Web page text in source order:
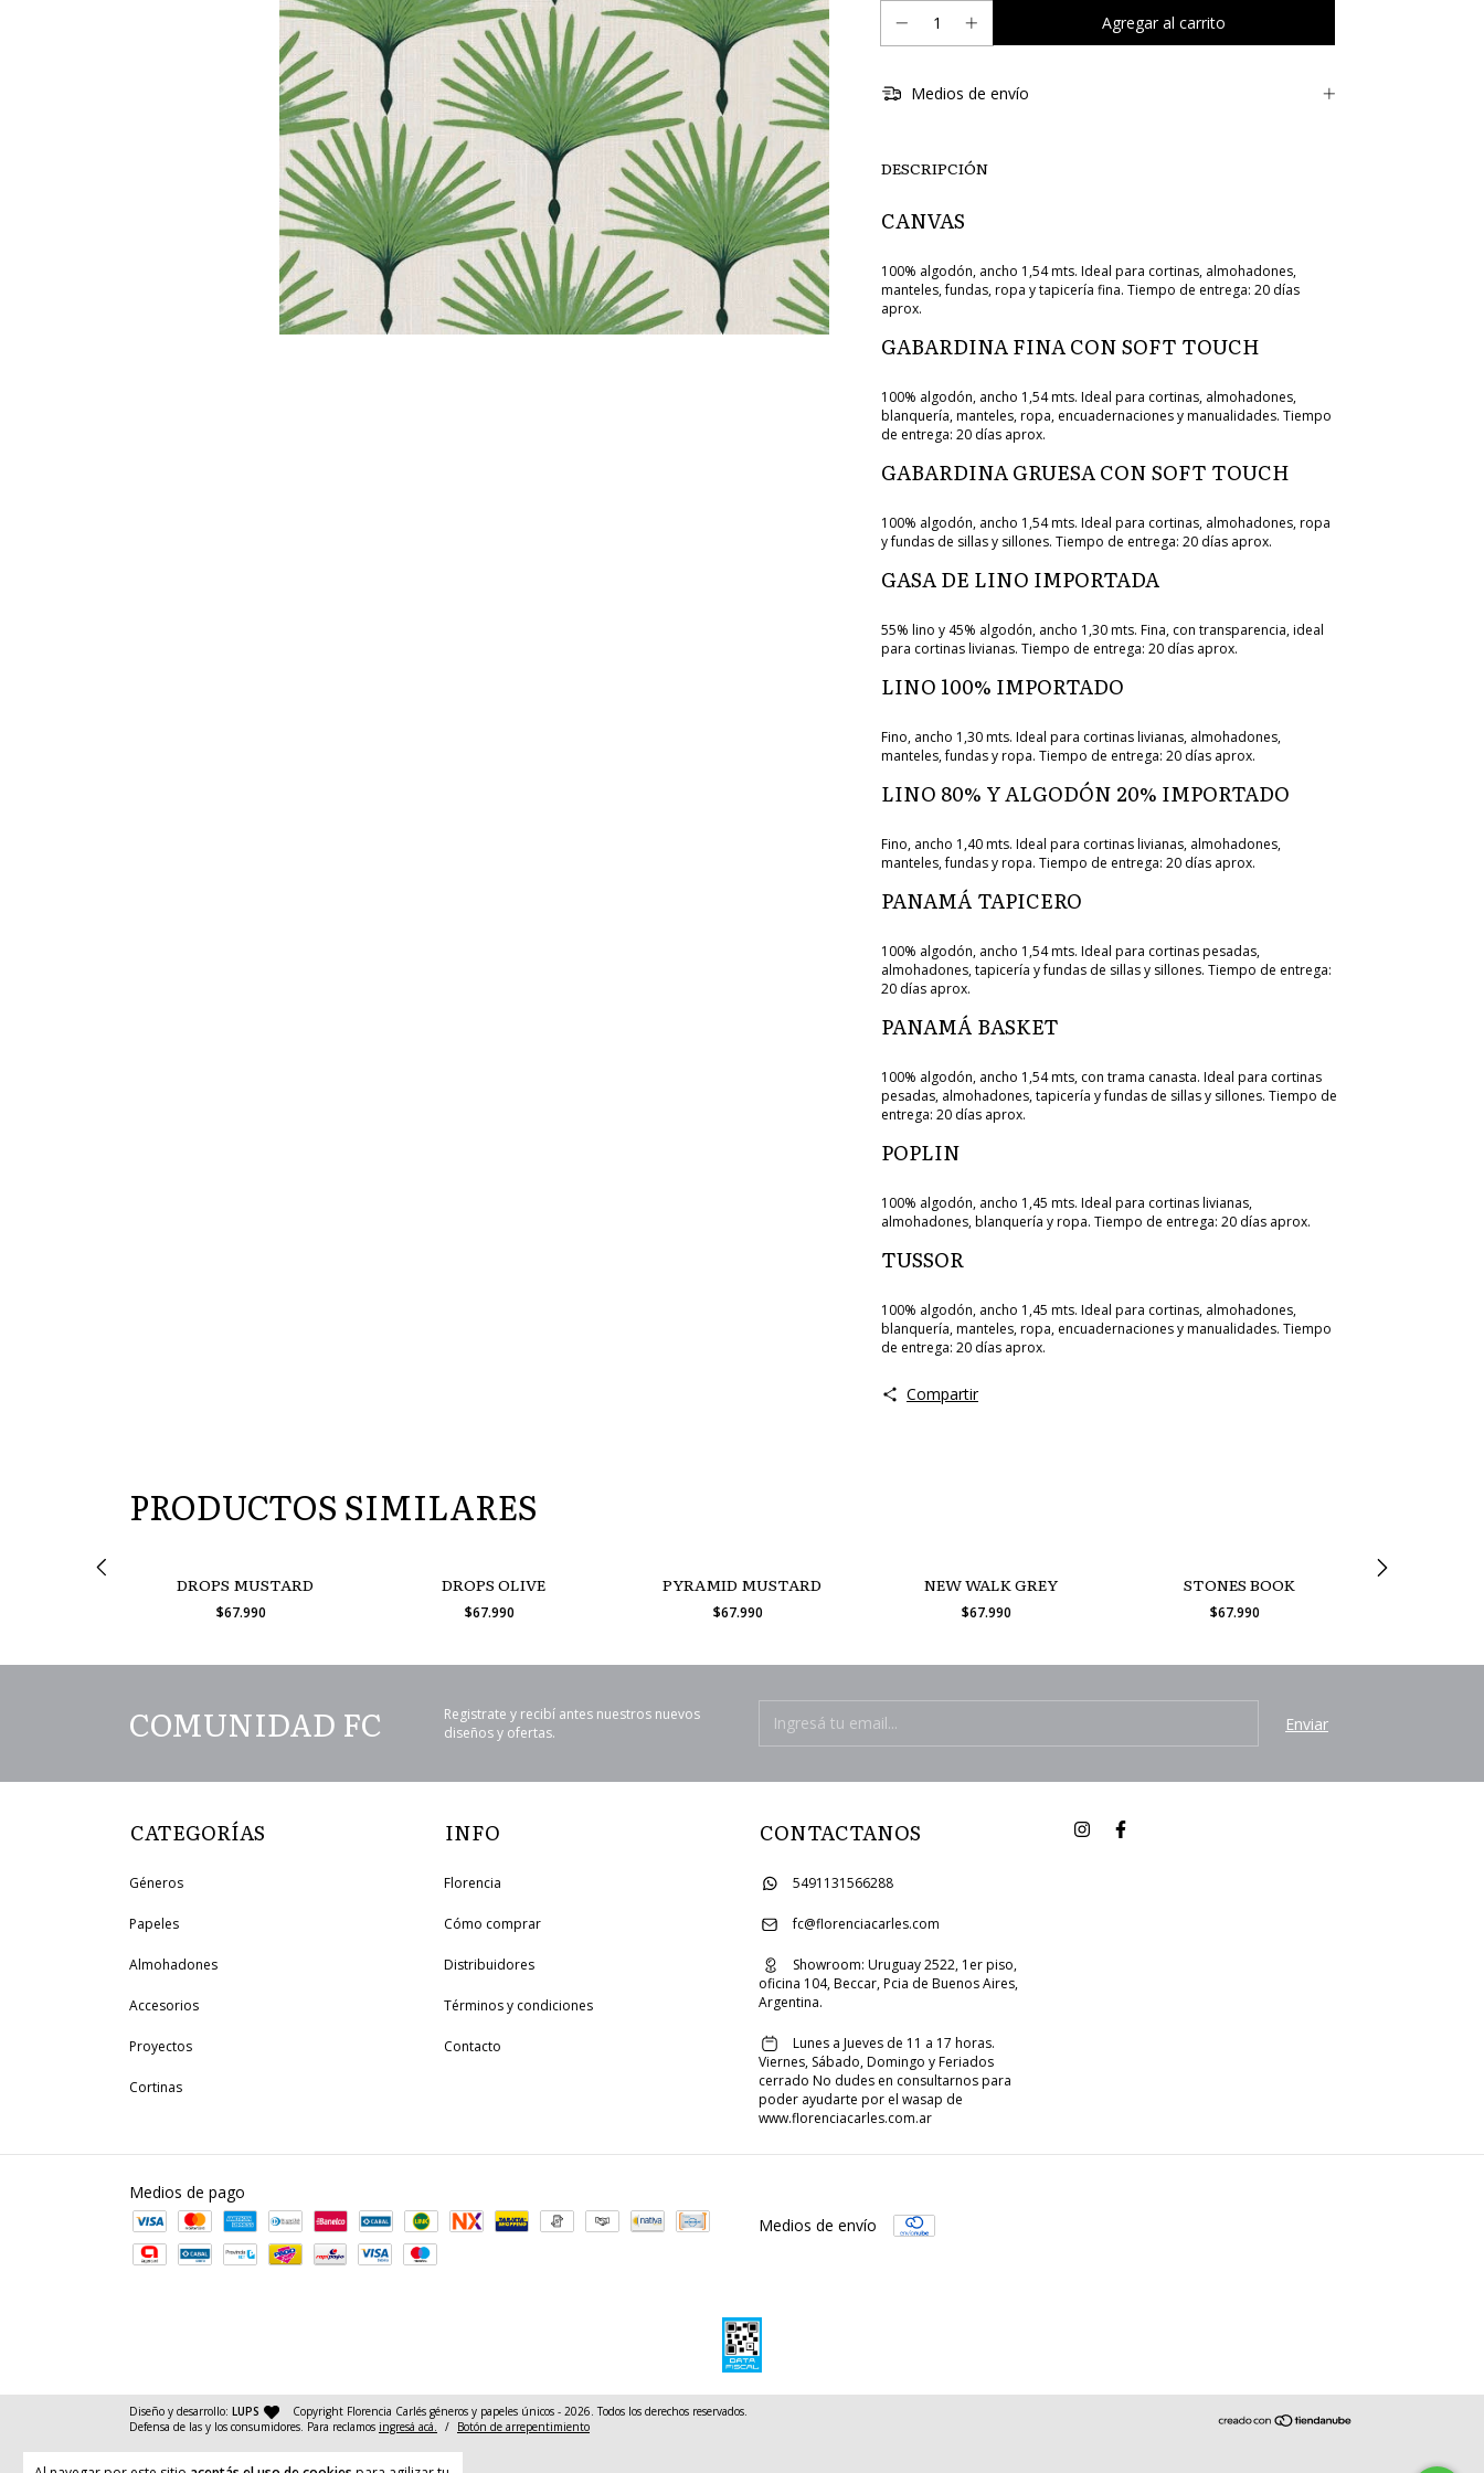
Medios de envío
DESCRIPCIÓN
CANVAS
100% algodón, ancho 1,54 mts. Ideal para cortinas, almohadones,
manteles, fundas, ropa y tapicería fina. Tiempo de entrega: 20 días
aprox.
GABARDINA FINA CON SOFT TOUCH
100% algodón, ancho 1,54 mts. Ideal para cortinas, almohadones,
blanquería, manteles, ropa, encuadernaciones y manualidades. Tiempo
de entrega: 20 días aprox.
GABARDINA GRUESA CON SOFT TOUCH
100% algodón, ancho 1,54 mts. Ideal para cortinas, almohadones, ropa
y fundas de sillas y sillones. Tiempo de entrega: 20 días aprox.
GASA DE LINO IMPORTADA
55% lino y 45% algodón, ancho 1,30 mts. Fina, con transparencia, ideal
para cortinas livianas. Tiempo de entrega: 20 días aprox.
LINO 100% IMPORTADO
Fino, ancho 1,30 mts. Ideal para cortinas livianas, almohadones,
manteles, fundas y ropa. Tiempo de entrega: 20 días aprox.
LINO 80% Y ALGODÓN 20% IMPORTADO
Fino, ancho 1,40 mts. Ideal para cortinas livianas, almohadones,
manteles, fundas y ropa. Tiempo de entrega: 20 días aprox.
PANAMÁ TAPICERO
100% algodón, ancho 1,54 mts. Ideal para cortinas pesadas,
almohadones, tapicería y fundas de sillas y sillones. Tiempo de entrega:
20 días aprox.
PANAMÁ BASKET
100% algodón, ancho 1,54 mts, con trama canasta. Ideal para cortinas
pesadas, almohadones, tapicería y fundas de sillas y sillones. Tiempo de
entrega: 20 días aprox.
POPLIN
100% algodón, ancho 1,45 mts. Ideal para cortinas livianas,
almohadones, blanquería y ropa. Tiempo de entrega: 20 días aprox.
TUSSOR
100% algodón, ancho 1,45 mts. Ideal para cortinas, almohadones,
blanquería, manteles, ropa, encuadernaciones y manualidades. Tiempo
de entrega: 20 días aprox.
Compartir
PRODUCTOS SIMILARES
DROPS MUSTARD
$67.990
DROPS OLIVE
$67.990
PYRAMID MUSTARD
$67.990
NEW WALK GREY
$67.990
STONES BOOK
$67.990
COMUNIDAD FC
Registrate y recibí antes nuestros nuevos
diseños y ofertas.
CATEGORÍAS
Géneros
Papeles
Almohadones
Accesorios
Proyectos
Cortinas
INFO
Florencia
Cómo comprar
Distribuidores
Términos y condiciones
Contacto
CONTACTANOS
5491131566288
fc@florenciacarles.com
Showroom: Uruguay 2522, 1er piso,
oficina 104, Beccar, Pcia de Buenos Aires,
Argentina.
Lunes a Jueves de 11 a 17 horas.
Viernes, Sábado, Domingo y Feriados
cerrado No dudes en consultarnos para
poder ayudarte por el wasap de
www.florenciacarles.com.ar
Medios de pago
Medios de envío
Diseño y desarrollo: LUPS — agencia de diseño y desarrollo web
Copyright Florencia Carlés géneros y papeles únicos - 2026. Todos los derechos reservados.
Defensa de las y los consumidores. Para reclamos ingresá acá. / Botón de arrepentimiento